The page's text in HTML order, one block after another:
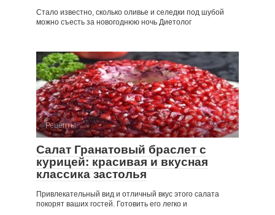
Стало известно, сколько оливье и селедки под шубой
можно съесть за новогоднюю ночь Диетолог
Рецепты
Салат Гранатовый браслет с
курицей: красивая и вкусная
классика застолья
Привлекательный вид и отличный вкус этого салата
покорят ваших гостей. Готовить его легко и